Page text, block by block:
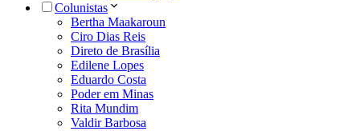
Colunistas
Bertha Maakaroun
Ciro Dias Reis
Direto de Brasília
Edilene Lopes
Eduardo Costa
Poder em Minas
Rita Mundim
Valdir Barbosa